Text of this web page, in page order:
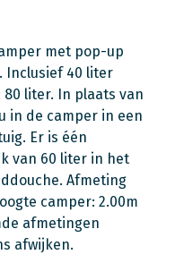
met pop-up
Inclusief 40 liter
liter. In plaats van
in de camper in een
Er is één
van 60 liter in het
Afmeting
camper: 2.00m
afmetingen
afwijken.